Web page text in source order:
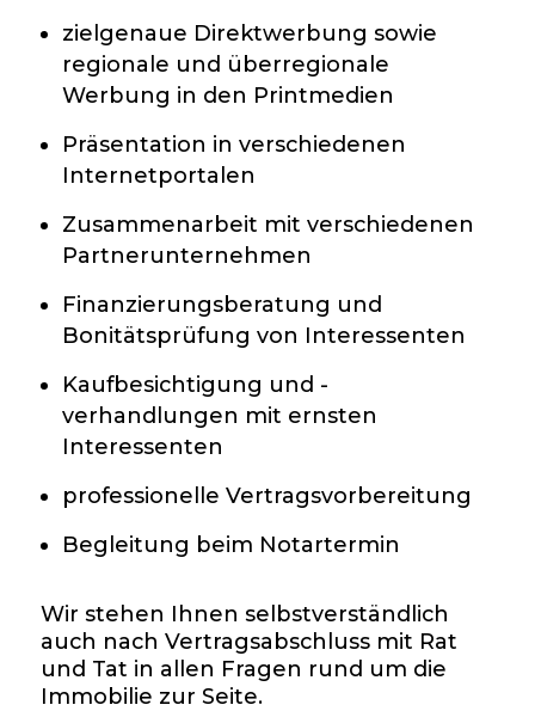
zielgenaue Direktwerbung sowie
regionale und überregionale
Werbung in den Printmedien
Präsentation in verschiedenen
Internetportalen
Zusammenarbeit mit verschiedenen
Partnerunternehmen
Finanzierungsberatung und
Bonitätsprüfung von Interessenten
Kaufbesichtigung und -
verhandlungen mit ernsten
Interessenten
professionelle Vertragsvorbereitung
Begleitung beim Notartermin
Wir stehen Ihnen selbstverständlich
auch nach Vertragsabschluss mit Rat
und Tat in allen Fragen rund um die
Immobilie zur Seite.